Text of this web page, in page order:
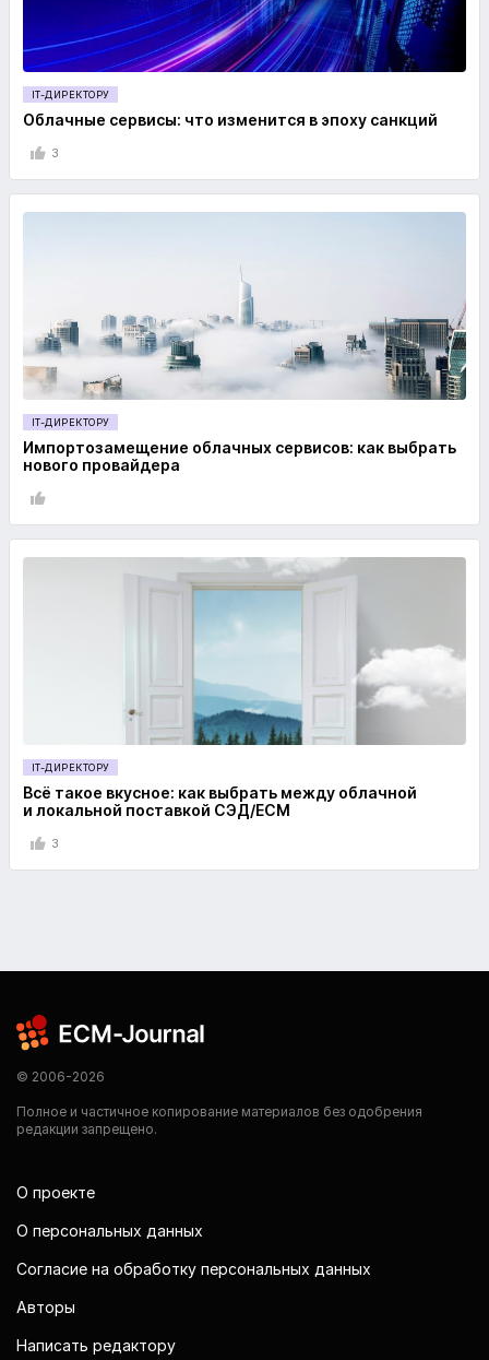
IT-ДИРЕКТОРУ
Облачные сервисы: что изменится в эпоху санкций
3
IT-ДИРЕКТОРУ
Импортозамещение облачных сервисов: как выбрать
нового провайдера
IT-ДИРЕКТОРУ
Всё такое вкусное: как выбрать между облачной
и локальной поставкой СЭД/ECM
3
© 2006-2026
Полное и частичное копирование материалов без одобрения
редакции запрещено.
О проекте
О персональных данных
Согласие на обработку персональных данных
Авторы
Написать редактору